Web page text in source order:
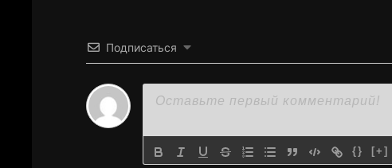
Подписаться
{} [+]